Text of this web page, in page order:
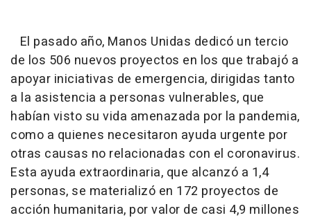
El pasado año, Manos Unidas dedicó un tercio
de los 506 nuevos proyectos en los que trabajó a
apoyar iniciativas de emergencia, dirigidas tanto
a la asistencia a personas vulnerables, que
habían visto su vida amenazada por la pandemia,
como a quienes necesitaron ayuda urgente por
otras causas no relacionadas con el coronavirus.
Esta ayuda extraordinaria, que alcanzó a 1,4
personas, se materializó en 172 proyectos de
acción humanitaria, por valor de casi 4,9 millones